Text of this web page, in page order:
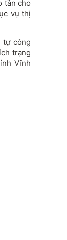
tần cho
vụ thị
tự công
trạng
Vĩnh